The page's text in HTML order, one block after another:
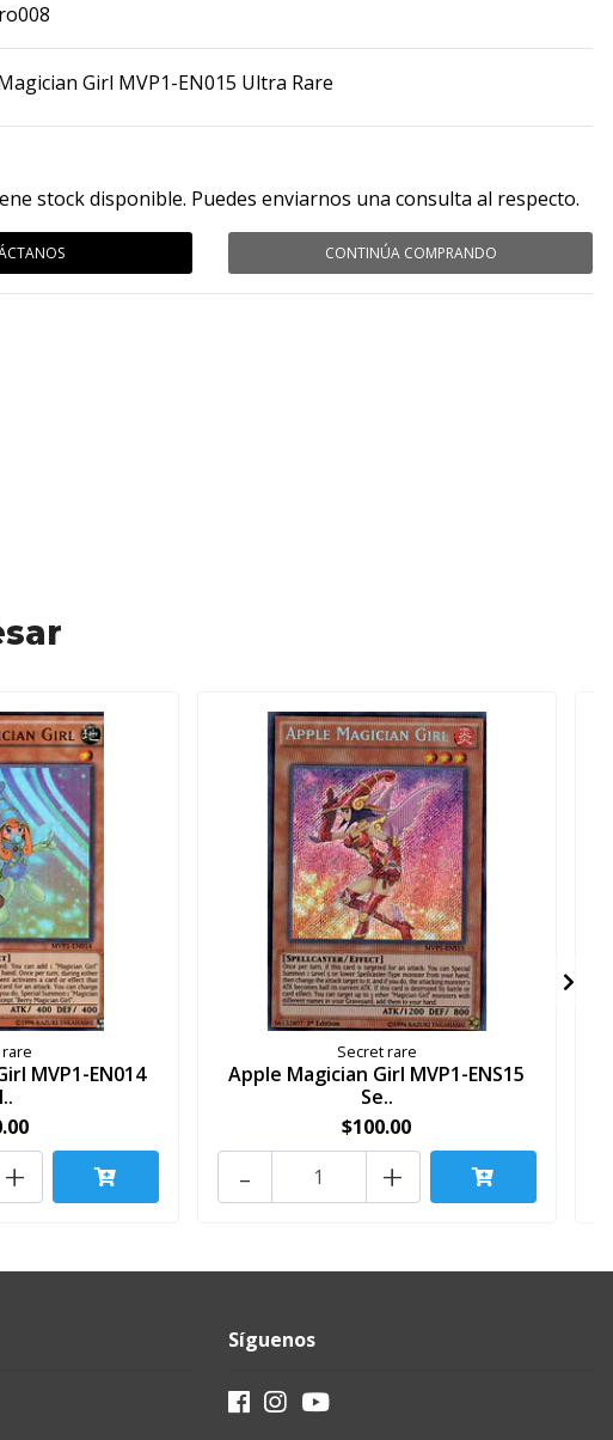
Girl MVP1-EN015 Ultra Rare
stock disponible. Puedes enviarnos una consulta al respecto.
CONTINÚA COMPRANDO
MVP1-EN014
+
Secret rare
Apple Magician Girl MVP1-ENS15
Se..
$100.00
+
-
Síguenos